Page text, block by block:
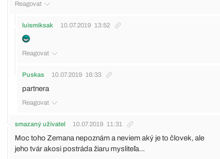
Reagovat
luismiksak 10.07.2019 13:52
Reagovat
Puskas 10.07.2019 16:33
partnera
Reagovat
smazaný uživatel 10.07.2019 11:31
Moc toho Zemana nepoznám a neviem aký je to človek, ale
jeho tvár akosi postráda žiaru mysliteľa...